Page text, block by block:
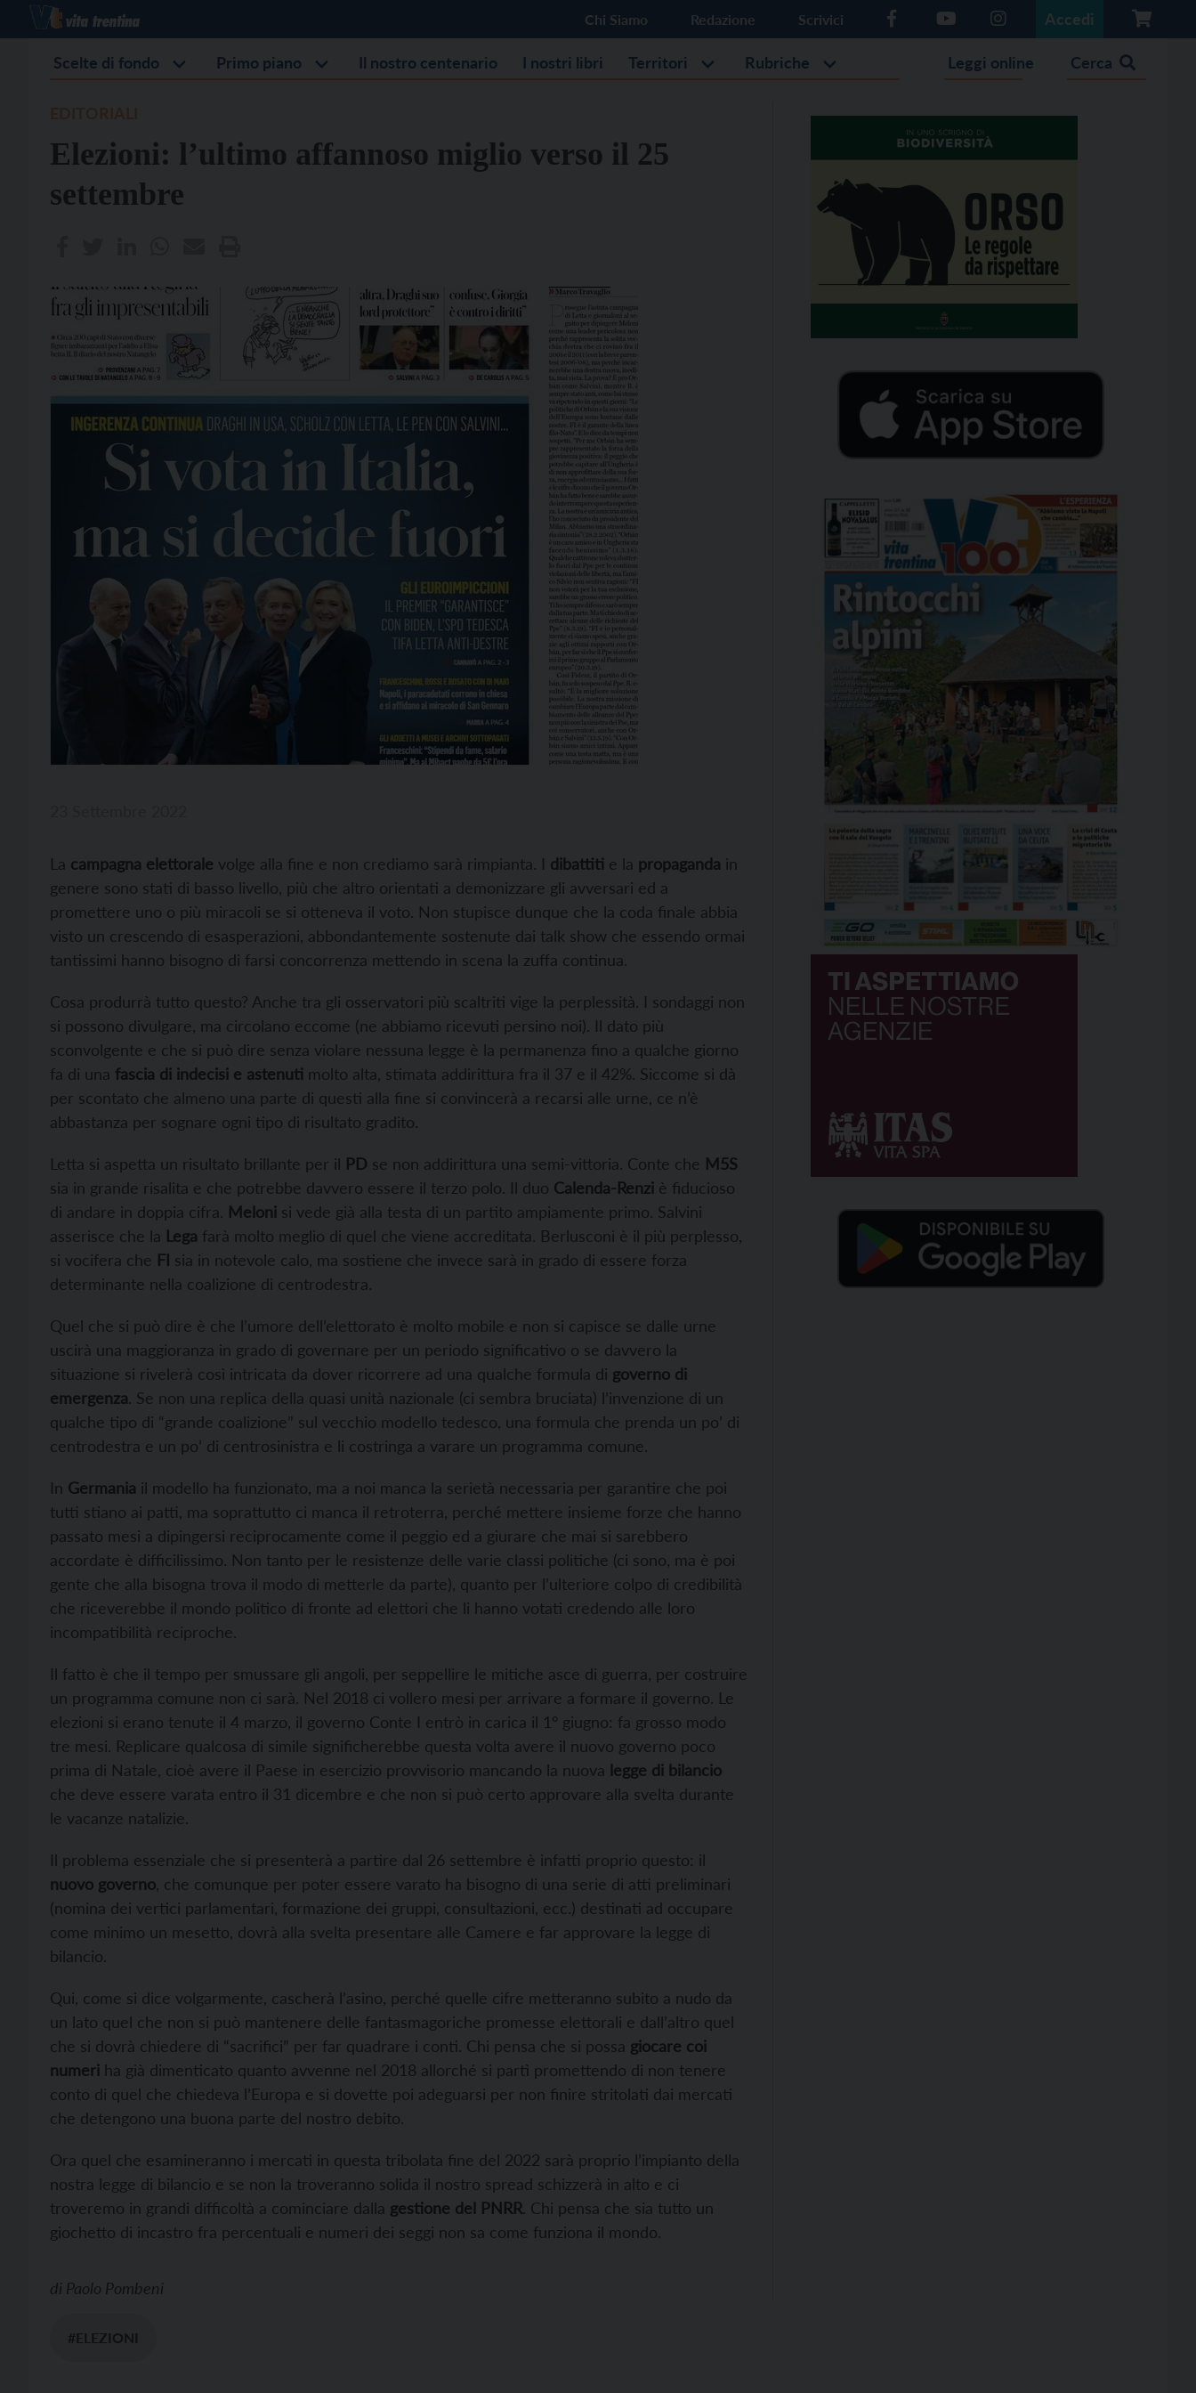
Chi Siamo Redazione Scrivici Accedi
Scelte di fondo Primo piano Il nostro centenario I nostri libri Territori Rubriche Leggi online Cerca
Elezioni: l’ultimo affannoso miglio verso il 25
settembre
La campagna elettorale volge alla fine e non crediamo sarà rimpianta. I dibattiti e la propaganda in
genere sono stati di basso livello, più che altro orientati a demonizzare gli avversari ed a
promettere uno o più miracoli se si otteneva il voto. Non stupisce dunque che la coda finale abbia
visto un crescendo di esasperazioni, abbondantemente sostenute dai talk show che essendo ormai
tantissimi hanno bisogno di farsi concorrenza mettendo in scena la zuffa continua.
Cosa produrrà tutto questo? Anche tra gli osservatori più scaltriti vige la perplessità. I sondaggi non
si possono divulgare, ma circolano eccome (ne abbiamo ricevuti persino noi). Il dato più
sconvolgente e che si può dire senza violare nessuna legge è la permanenza fino a qualche giorno
fa di una fascia di indecisi e astenuti molto alta, stimata addirittura fra il 37 e il 42%. Siccome si dà
per scontato che almeno una parte di questi alla fine si convincerà a recarsi alle urne, ce n’è
abbastanza per sognare ogni tipo di risultato gradito.
Letta si aspetta un risultato brillante per il PD se non addirittura una semi-vittoria. Conte che M5S
sia in grande risalita e che potrebbe davvero essere il terzo polo. Il duo Calenda-Renzi è fiducioso
di andare in doppia cifra. Meloni si vede già alla testa di un partito ampiamente primo. Salvini
asserisce che la Lega farà molto meglio di quel che viene accreditata. Berlusconi è il più perplesso,
si vocifera che FI sia in notevole calo, ma sostiene che invece sarà in grado di essere forza
determinante nella coalizione di centrodestra.
Quel che si può dire è che l’umore dell’elettorato è molto mobile e non si capisce se dalle urne
uscirà una maggioranza in grado di governare per un periodo significativo o se davvero la
situazione si rivelerà così intricata da dover ricorrere ad una qualche formula di governo di
emergenza. Se non una replica della quasi unità nazionale (ci sembra bruciata) l’invenzione di un
qualche tipo di “grande coalizione” sul vecchio modello tedesco, una formula che prenda un po’ di
centrodestra e un po’ di centrosinistra e li costringa a varare un programma comune.
In Germania il modello ha funzionato, ma a noi manca la serietà necessaria per garantire che poi
tutti stiano ai patti, ma soprattutto ci manca il retroterra, perché mettere insieme forze che hanno
passato mesi a dipingersi reciprocamente come il peggio ed a giurare che mai si sarebbero
accordate è difficilissimo. Non tanto per le resistenze delle varie classi politiche (ci sono, ma è poi
gente che alla bisogna trova il modo di metterle da parte), quanto per l’ulteriore colpo di credibilità
che riceverebbe il mondo politico di fronte ad elettori che li hanno votati credendo alle loro
incompatibilità reciproche.
Il fatto è che il tempo per smussare gli angoli, per seppellire le mitiche asce di guerra, per costruire
un programma comune non ci sarà. Nel 2018 ci vollero mesi per arrivare a formare il governo. Le
elezioni si erano tenute il 4 marzo, il governo Conte I entrò in carica il 1° giugno: fa grosso modo
tre mesi. Replicare qualcosa di simile significherebbe questa volta avere il nuovo governo poco
prima di Natale, cioè avere il Paese in esercizio provvisorio mancando la nuova legge di bilancio
che deve essere varata entro il 31 dicembre e che non si può certo approvare alla svelta durante
le vacanze natalizie.
Il problema essenziale che si presenterà a partire dal 26 settembre è infatti proprio questo: il
nuovo governo , che comunque per poter essere varato ha bisogno di una serie di atti preliminari
(nomina dei vertici parlamentari, formazione dei gruppi, consultazioni, ecc.) destinati ad occupare
come minimo un mesetto, dovrà alla svelta presentare alle Camere e far approvare la legge di
bilancio.
Qui, come si dice volgarmente, cascherà l’asino, perché quelle cifre metteranno subito a nudo da
un lato quel che non si può mantenere delle fantasmagoriche promesse elettorali e dall’altro quel
che si dovrà chiedere di “sacrifici” per far quadrare i conti. Chi pensa che si possa giocare coi
numeri ha già dimenticato quanto avvenne nel 2018 allorché si partì promettendo di non tenere
conto di quel che chiedeva l’Europa e si dovette poi adeguarsi per non finire stritolati dai mercati
che detengono una buona parte del nostro debito.
Ora quel che esamineranno i mercati in questa tribolata fine del 2022 sarà proprio l’impianto della
nostra legge di bilancio e se non la troveranno solida il nostro spread schizzerà in alto e ci
troveremo in grandi difficoltà a cominciare dalla gestione del PNRR. Chi pensa che sia tutto un
giochetto di incastro fra percentuali e numeri dei seggi non sa come funziona il mondo.
di Paolo Pombeni
#ELEZIONI